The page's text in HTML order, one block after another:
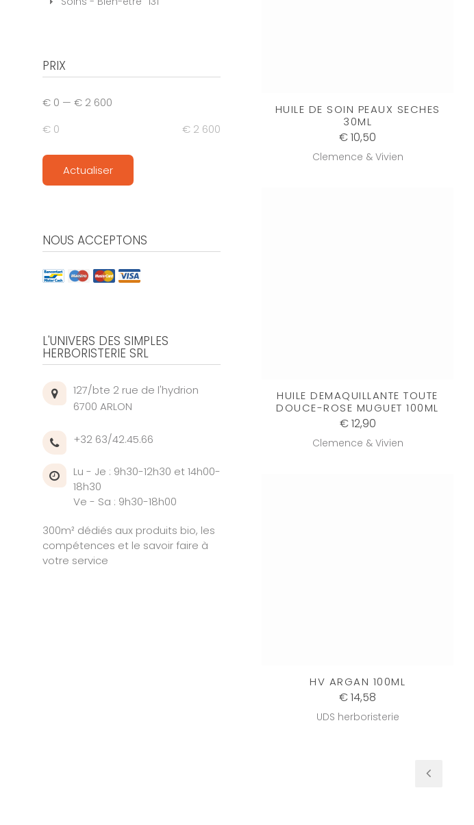
HUILE DE SOIN PEAUX SECHES
30ML
€ 10,50
Clemence & Vivien
HUILE DEMAQUILLANTE TOUTE
DOUCE-ROSE MUGUET 100ML
€ 12,90
Clemence & Vivien
HV ARGAN 100ML
€ 14,58
UDS herboristerie
PRIX
€ 0 — € 2 600
€ 0
€ 2 600
Actualiser
NOUS ACCEPTONS
L'UNIVERS DES SIMPLES
HERBORISTERIE SRL
127/bte 2 rue de l'hydrion
6700 ARLON
+32 63/42.45.66
Lu - Je : 9h30-12h30 et 14h00-
18h30
Ve - Sa : 9h30-18h00
300m² dédiés aux produits bio, les
compétences et le savoir faire à
votre service